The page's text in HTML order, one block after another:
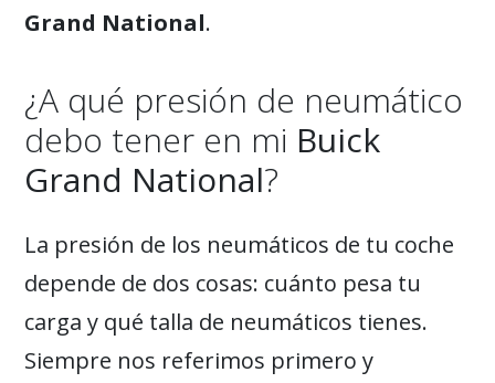
Grand National.
¿A qué presión de neumático
debo tener en mi Buick
Grand National?
La presión de los neumáticos de tu coche
depende de dos cosas: cuánto pesa tu
carga y qué talla de neumáticos tienes.
Siempre nos referimos primero y